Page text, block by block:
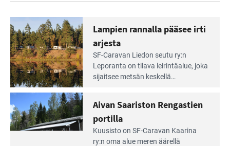
Lue
Leirintäoppaan
artikkeli:
Lampien
rannalla
pääsee
irti
arjesta
Lampien rannalla pääsee irti
arjesta
SF-Caravan Liedon seutu ry:n
Leporanta on tilava leirintäalue, joka
sijaitsee metsän kes­kellä
tarjoaa ympäris­töineen kauniit
maisemat ja loistavat virkistäytymis­
mahdollisuudet.
Lue
Aivan Saariston Rengastien
portilla
Kuusisto on SF-Caravan Kaarina
ry:n oma alue meren äärellä